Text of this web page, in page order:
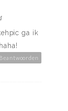
ga ik
Beantwoorden